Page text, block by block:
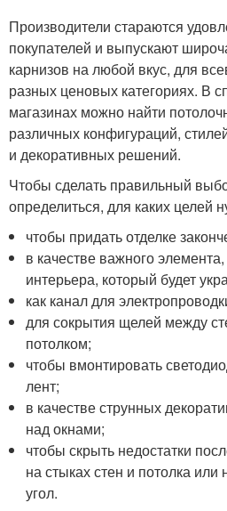
Производители стараются
покупателей и выпускают
карнизов на любой вкус, для
разных ценовых категориях. В
магазинах можно найти
различных конфигураций,
и декоративных решений.
Чтобы сделать правильный
определиться, для каких целей
чтобы придать отделке
в качестве важного
интерьера, который будет
как канал для
для сокрытия щелей между
потолком;
чтобы вмонтировать
лент;
в качестве струнных
над окнами;
чтобы скрыть недостатки
на стыках стен и потолка
угол.